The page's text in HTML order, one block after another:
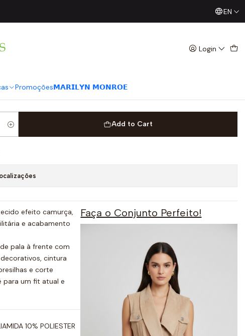
Login
Promoções𝗠𝗔𝗥𝗜𝗟𝗬𝗡 𝗠𝗢𝗡𝗥𝗢𝗘
Já conhece os nossos Diretos? Todas as Segundas /EN
Add to Cart
efeito camurça,
e acabamento
pala à frente com
cintura
e corte
para um fit atual e
10% POLIESTER
Faça o Conjunto Perfeito!